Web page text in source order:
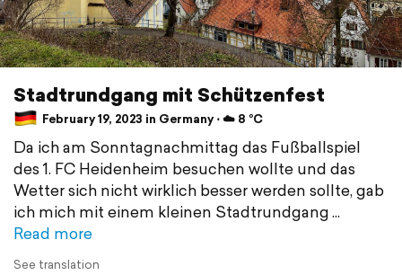
Stadtrundgang mit Schützenfest
February 19, 2023 in Germany ⋅ ☁️ 8 °C
Da ich am Sonntagnachmittag das Fußballspiel
des 1. FC Heidenheim besuchen wollte und das
Wetter sich nicht wirklich besser werden sollte, gab
ich mich mit einem kleinen Stadtrundgang
Read more
See translation